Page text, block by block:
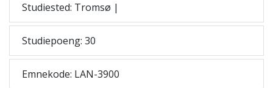
Studiested: Tromsø |
Studiepoeng: 30
Emnekode: LAN-3900